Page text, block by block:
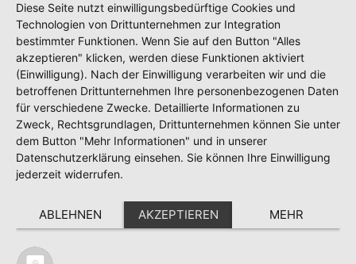
Diese Seite nutzt einwilligungsbedürftige Cookies und
Technologien von Drittunternehmen zur Integration
bestimmter Funktionen. Wenn Sie auf den Button "Alles
akzeptieren" klicken, werden diese Funktionen aktiviert
(Einwilligung). Nach der Einwilligung verarbeiten wir und die
betroffenen Drittunternehmen Ihre personenbezogenen Daten
für verschiedene Zwecke. Detaillierte Informationen zu
Zweck, Rechtsgrundlagen, Drittunternehmen können Sie unter
dem Button "Mehr Informationen" und in unserer
Datenschutzerklärung einsehen. Sie können Ihre Einwilligung
jederzeit widerrufen.
ABLEHNEN AKZEPTIEREN MEHR